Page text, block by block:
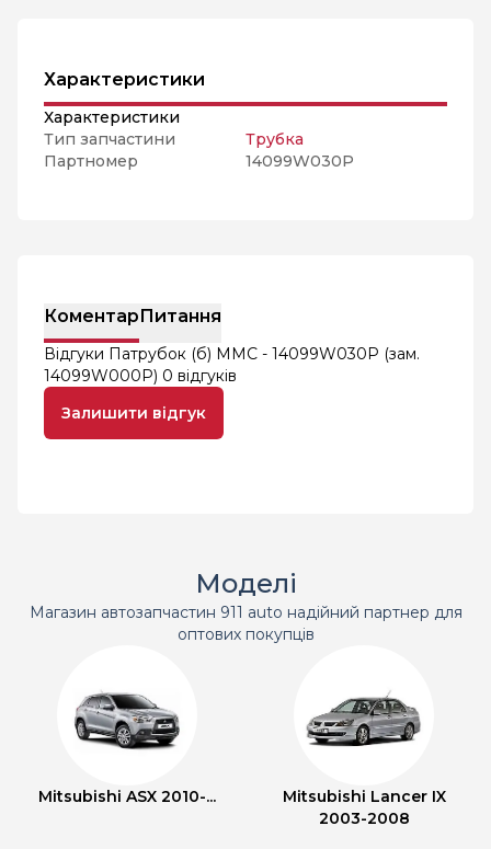
Характеристики
Характеристики
Тип запчастини
Трубка
Партномер
14099W030P
КоментарПитання
Відгуки Патрубок (б) MMC - 14099W030P (зам.
14099W000P) 0 відгуків
Залишити відгук
Моделі
Магазин автозапчастин 911 auto надійний партнер для
оптових покупців
Mitsubishi ASX 2010-...
Mitsubishi Lancer IX
2003-2008